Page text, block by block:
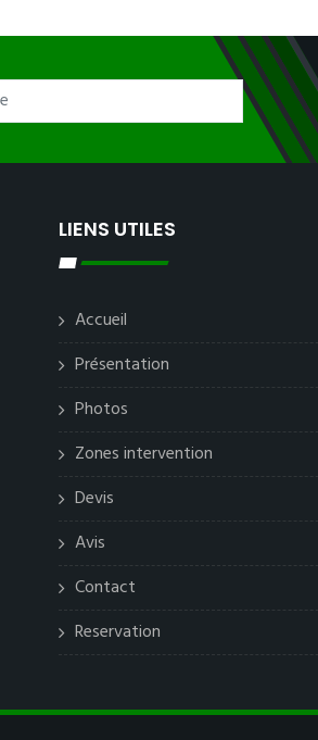
LIENS UTILES
Accueil
Présentation
Photos
Zones intervention
Devis
Avis
Contact
Reservation